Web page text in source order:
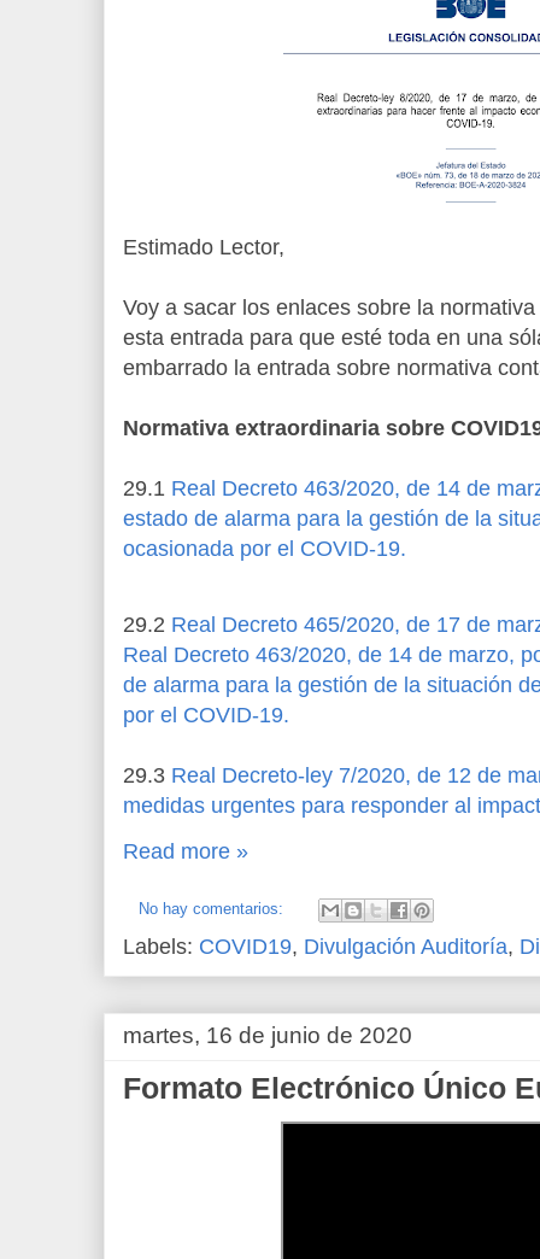
Estimado Lector,
Voy a sacar los enlaces sobre la
esta entrada para que esté toda en una
embarrado la entrada sobre normativa
Normativa extraordinaria sobre
29.1 Real Decreto 463/2020, de 14 de
estado de alarma para la gestión de la
ocasionada por el COVID-19.
29.2 Real Decreto 465/2020, de 17 de
Real Decreto 463/2020, de 14 de marzo,
de alarma para la gestión de la situación
por el COVID-19.
29.3 Real Decreto-ley 7/2020, de 12 de
medidas urgentes para responder al
Read more »
No hay comentarios:
Labels: COVID19, Divulgación Auditoría,
martes, 16 de junio de 2020
Formato Electrónico Único